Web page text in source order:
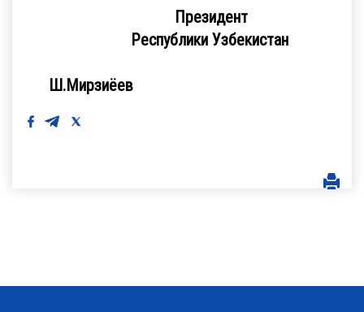
Президент
Республики Узбекистан
Ш.Мирзиёев